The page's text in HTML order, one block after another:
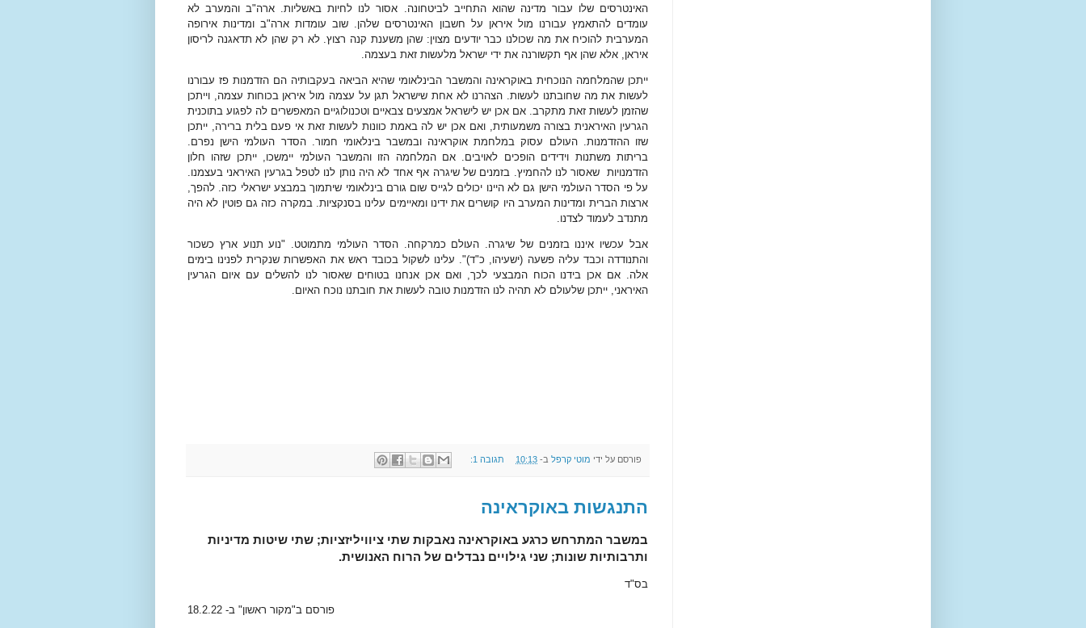
האינטרסים שלו עבור מדינה שהוא התחייב לביטחונה. אסור לנו לחיות באשליות. ארה"ב והמערב לא
עומדים להתאמץ עבורנו מול איראן על חשבון האינטרסים שלהן. שוב עומדות ארה"ב ומדינות אירופה
המערבית להוכיח את מה שכולנו כבר יודעים מצוין: שהן משענת קנה רצוץ. לא רק שהן לא תדאגנה לריסון
איראן, אלא שהן אף תקשורנה את ידי ישראל מלעשות זאת בעצמה.
ייתכן שהמלחמה הנוכחית באוקראינה והמשבר הבינלאומי שהיא הביאה בעקבותיה הם הזדמנות פז עבורנו
לעשות את מה שחובתנו לעשות. הצהרנו לא אחת שישראל תגן על עצמה מול איראן בכוחות עצמה, וייתכן
שהזמן לעשות זאת מתקרב. אם אכן יש לישראל אמצעים צבאיים וטכנולוגיים המאפשרים לה לפגוע בתוכנית
הגרעין האיראנית בצורה משמעותית, ואם אכן יש לה באמת כוונות לעשות זאת אי פעם בלית ברירה, ייתכן
שזו ההזדמנות. העולם עסוק במלחמת אוקראינה ובמשבר בינלאומי חמור. הסדר העולמי הישן נפרם.
בריתות משתנות וידידים הופכים לאויבים. אם המלחמה הזו והמשבר העולמי יימשכו, ייתכן שזהו חלון
הזדמנויות
שאסור לנו להחמיץ. בזמנים של שיגרה אף אחד לא היה נותן לנו לטפל בגרעין האיראני בעצמנו.
על פי הסדר העולמי הישן גם לא היינו יכולים לגייס שום גורם בינלאומי שיתמוך במבצע ישראלי כזה. להפך,
ארצות הברית ומדינות המערב היו קושרים את ידינו ומאיימים עלינו בסנקציות. במקרה כזה גם פוטין לא היה
מתנדב לעמוד לצדנו.
אבל עכשיו איננו בזמנים של שיגרה. העולם כמרקחה. הסדר העולמי מתמוטט. "נוע תנוע ארץ כשכור
והתנודדה וכבד עליה פשעה (ישעיהו, כ"ד)". עלינו לשקול בכובד ראש את האפשרות שנקרית לפנינו בימים
אלה. אם אכן בידנו הכוח המבצעי לכך, ואם אכן אנחנו בטוחים שאסור לנו להשלים עם איום הגרעין
האיראני, ייתכן שלעולם לא תהיה לנו הזדמנות טובה לעשות את חובתנו נוכח האיום.
פורסם על ידי מוטי קרפל ב- 10:13 תגובה 1:
התנגשות באוקראינה
במשבר המתרחש כרגע באוקראינה נאבקות שתי ציוויליזציות; שתי שיטות מדיניות
ותרבותיות שונות; שני גילויים נבדלים של הרוח האנושית.
בס"ד
פורסם ב"מקור ראשון" ב- 18.2.22